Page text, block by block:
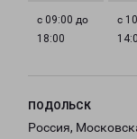
с 09:00 до
18:00
с
ПОДОЛЬСК
Россия,